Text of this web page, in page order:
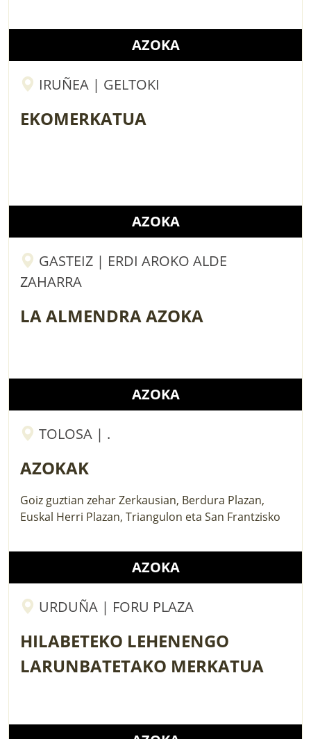
AZOKA
IRUÑEA | GELTOKI
EKOMERKATUA
AZOKA
GASTEIZ | ERDI AROKO ALDE
ZAHARRA
LA ALMENDRA AZOKA
AZOKA
TOLOSA | .
AZOKAK
Goiz guztian zehar Zerkausian, Berdura Plazan,
Euskal Herri Plazan, Triangulon eta San Frantzisko
AZOKA
URDUÑA | FORU PLAZA
HILABETEKO LEHENENGO
LARUNBATETAKO MERKATUA